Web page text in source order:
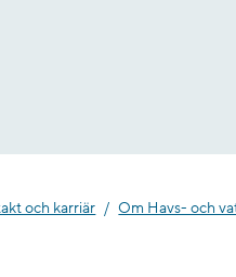
och karriär Om Havs- och